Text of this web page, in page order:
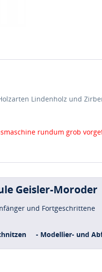
Lindenholz und
rundum grob
Geisler-Moroder
und Fortgeschrittene
- Modellier- und